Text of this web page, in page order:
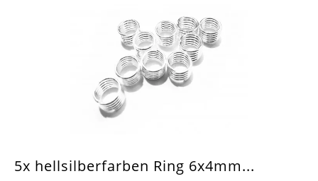
5x hellsilberfarben Ring 6x4mm...